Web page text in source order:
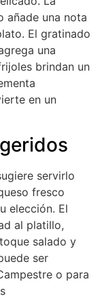
añade una nota
El gratinado
una
brindan un
en un
servirlo
fresco
elección. El
al platillo,
salado y
ser
o para